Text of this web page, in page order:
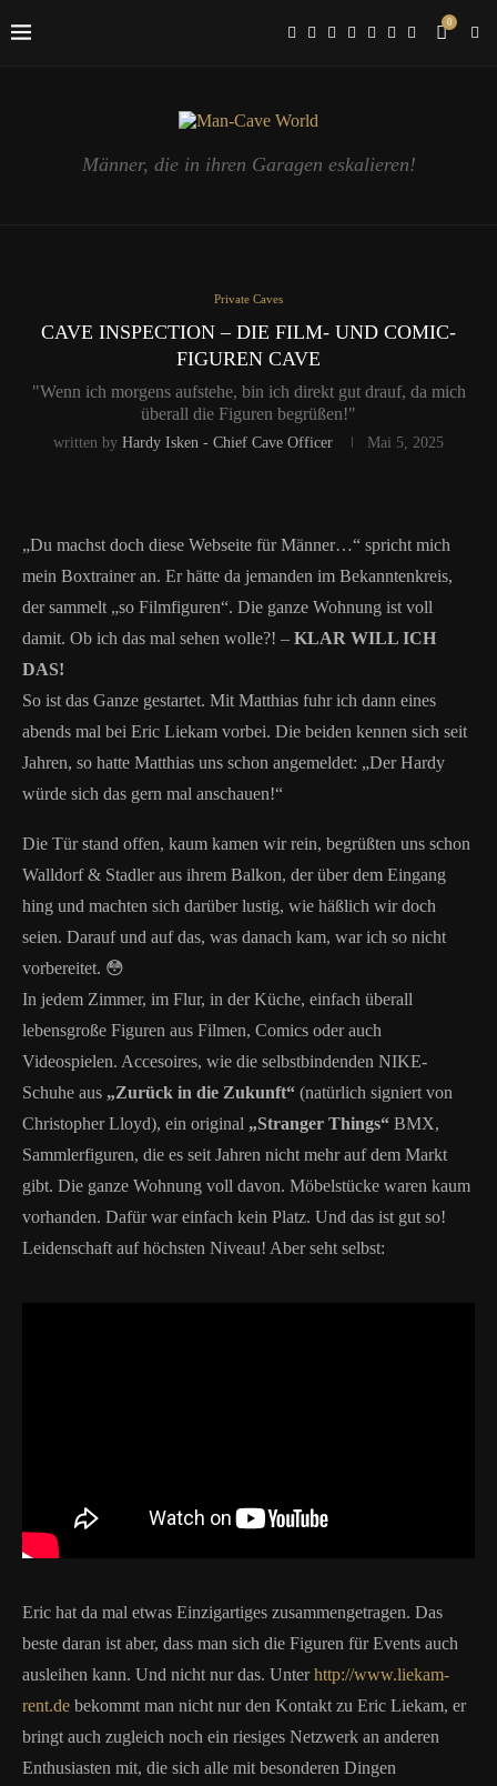
0
Männer, die in ihren Garagen eskalieren!
Private Caves
CAVE INSPECTION – DIE FILM- UND COMIC-
FIGUREN CAVE
"Wenn ich morgens aufstehe, bin ich direkt gut drauf, da mich
überall die Figuren begrüßen!"
written by Hardy Isken - Chief Cave Officer Mai 5, 2025
„Du machst doch diese Webseite für Männer…“ spricht mich
mein Boxtrainer an. Er hätte da jemanden im Bekanntenkreis,
der sammelt „so Filmfiguren“. Die ganze Wohnung ist voll
damit. Ob ich das mal sehen wolle?! – KLAR WILL ICH
DAS!
So ist das Ganze gestartet. Mit Matthias fuhr ich dann eines
abends mal bei Eric Liekam vorbei. Die beiden kennen sich seit
Jahren, so hatte Matthias uns schon angemeldet: „Der Hardy
würde sich das gern mal anschauen!“
Die Tür stand offen, kaum kamen wir rein, begrüßten uns schon
Walldorf & Stadler aus ihrem Balkon, der über dem Eingang
hing und machten sich darüber lustig, wie häßlich wir doch
seien. Darauf und auf das, was danach kam, war ich so nicht
vorbereitet. 😳
In jedem Zimmer, im Flur, in der Küche, einfach überall
lebensgroße Figuren aus Filmen, Comics oder auch
Videospielen. Accesoires, wie die selbstbindenden NIKE-
Schuhe aus „Zurück in die Zukunft“ (natürlich signiert von
Christopher Lloyd), ein original „Stranger Things“ BMX,
Sammlerfiguren, die es seit Jahren nicht mehr auf dem Markt
gibt. Die ganze Wohnung voll davon. Möbelstücke waren kaum
vorhanden. Dafür war einfach kein Platz. Und das ist gut so!
Leidenschaft auf höchsten Niveau! Aber seht selbst:
Eric hat da mal etwas Einzigartiges zusammengetragen. Das
beste daran ist aber, dass man sich die Figuren für Events auch
ausleihen kann. Und nicht nur das. Unterhttp://www.liekam-
rent.de bekommt man nicht nur den Kontakt zu Eric Liekam, er
bringt auch zugleich noch ein riesiges Netzwerk an anderen
Enthusiasten mit, die sich alle mit besonderen Dingen